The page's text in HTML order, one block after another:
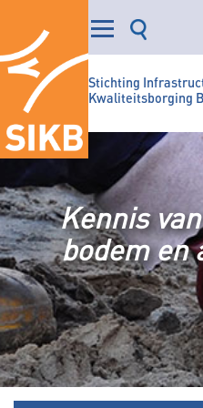
Stichting
Kwaliteitsborging
Kennis
bodem en